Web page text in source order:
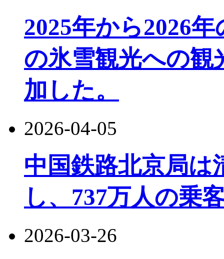
2025年から2026
の氷雪観光への観
加した。
2026-04-05
中国鉄路北京局は
し、737万人の乗
2026-03-26